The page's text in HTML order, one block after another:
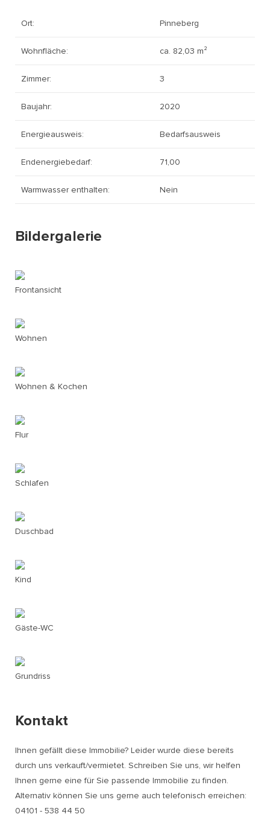
Ort: Pinneberg
Wohnfläche: ca. 82,03 m²
Zimmer: 3
Baujahr: 2020
Energieausweis: Bedarfsausweis
Endenergiebedarf: 71,00
Warmwasser enthalten: Nein
Bildergalerie
Frontansicht
Wohnen
Wohnen & Kochen
Flur
Schlafen
Duschbad
Kind
Gäste-WC
Grundriss
Kontakt
Ihnen gefällt diese Immobilie? Leider wurde diese bereits
durch uns verkauft/vermietet. Schreiben Sie uns, wir helfen
Ihnen gerne eine für Sie passende Immobilie zu finden.
Alternativ können Sie uns gerne auch telefonisch erreichen:
04101 - 538 44 50